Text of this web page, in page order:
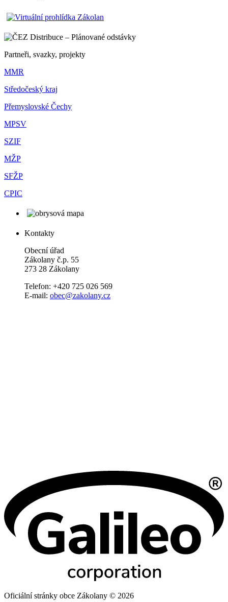
Partneři, svazky, projekty
MMR
Středočeský kraj
Přemyslovské Čechy
MPSV
SZIF
MŽP
SFŽP
CPIC
Kontakty
Obecní úřad
Zákolany č.p. 55
273 28 Zákolany
Telefon: +420 725 026 569
E-mail: obec@zakolany.cz
Oficiální stránky obce Zákolany © 2026